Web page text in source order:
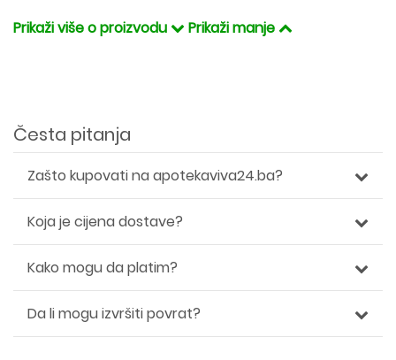
Prikaži više o proizvodu
Prikaži manje
Česta pitanja
Zašto kupovati na apotekaviva24.ba?
Koja je cijena dostave?
Kako mogu da platim?
Da li mogu izvršiti povrat?